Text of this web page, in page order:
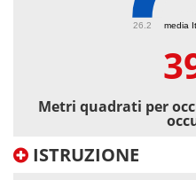
media
26.2
Metri quadrati per
ISTRUZIONE